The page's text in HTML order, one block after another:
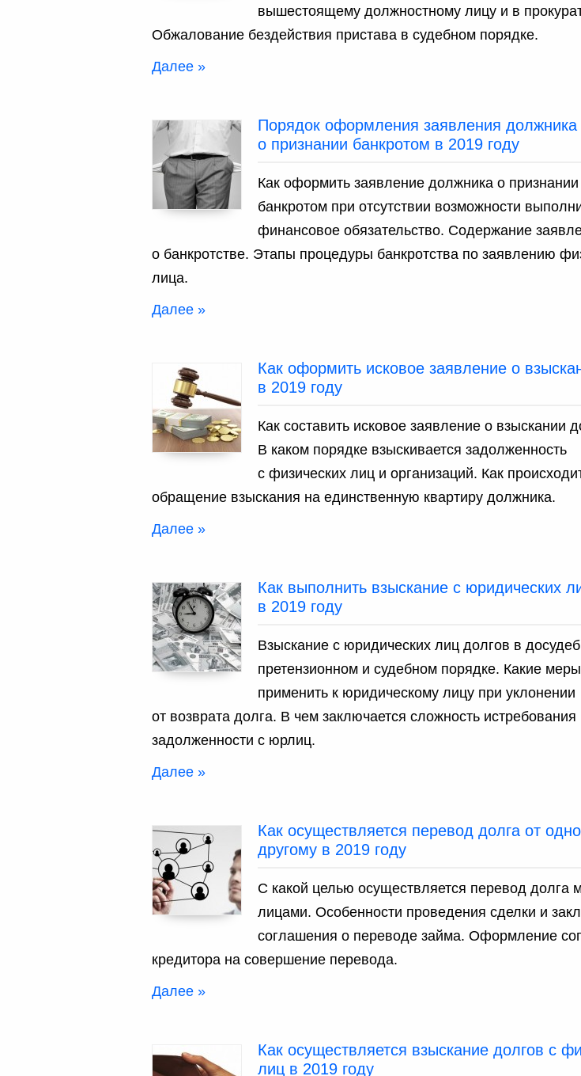
вышестоящему должностному лицу и в
Обжалование бездействия пристава в судебном порядке.
Далее »
Порядок оформления заявления должника
о признании банкротом в 2019 году
Как оформить заявление должника о признании
банкротом при отсутствии возможности
финансовое обязательство. Содержание
о банкротстве. Этапы процедуры банкротства по заявлению
лица.
Далее »
Как оформить исковое заявление о
в 2019 году
Как составить исковое заявление о взыскании
В каком порядке взыскивается задолженность
с физических лиц и организаций. Как
обращение взыскания на единственную квартиру должника.
Далее »
Как выполнить взыскание с юридических
в 2019 году
Взыскание с юридических лиц долгов в
претензионном и судебном порядке. Какие
применить к юридическому лицу при уклонении
от возврата долга. В чем заключается сложность истребования
задолженности с юрлиц.
Далее »
Как осуществляется перевод долга от
другому в 2019 году
С какой целью осуществляется перевод долга
лицами. Особенности проведения сделки и
соглашения о переводе займа. Оформление
кредитора на совершение перевода.
Далее »
Как осуществляется взыскание долгов с
лиц в 2019 году